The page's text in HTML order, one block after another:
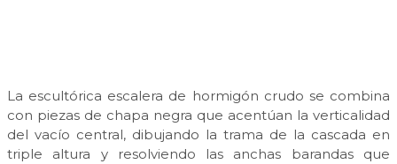
La escultórica escalera de hormigón crudo se combina
con piezas de chapa negra que acentúan la verticalidad
del vacío central, dibujando la trama de la cascada en
triple altura y resolviendo las anchas barandas que